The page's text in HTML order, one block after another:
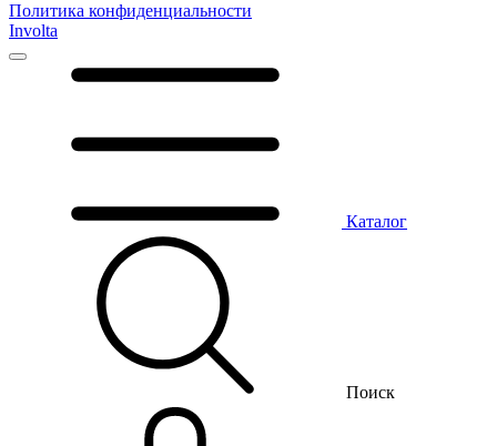
Политика конфиденциальности
Involta
Каталог
Поиск